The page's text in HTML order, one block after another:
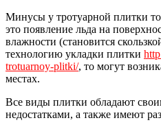
Минусы у тротуарной плитки
это появление льда на
влажности (становится
технологию укладки плитки
trotuarnoy-plitki/, то могут
местах.
Все виды плитки обладают
недостатками, а также имеют